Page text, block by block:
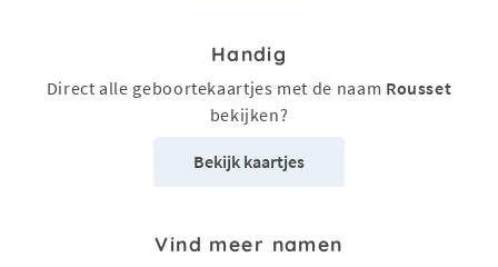
Handig
Direct alle geboortekaartjes met de naam Rousset
bekijken?
Bekijk kaartjes
Vind meer namen